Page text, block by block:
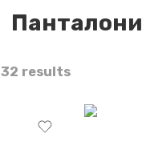
Панталони
32 results